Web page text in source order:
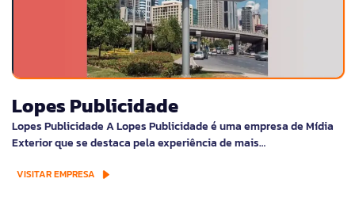
Lopes Publicidade
Lopes Publicidade A Lopes Publicidade é uma empresa de Mídia
Exterior que se destaca pela experiência de mais…
VISITAR EMPRESA